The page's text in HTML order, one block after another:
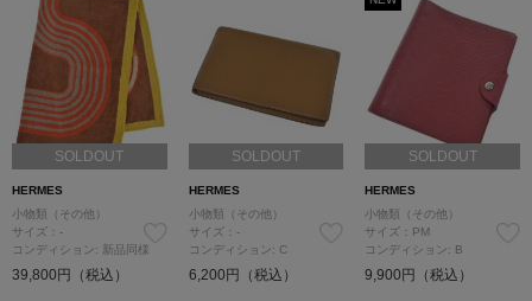
SOLDOUT
HERMES
小物類（その他）
サイズ：-
コンディション: 新品同様
39,800円（税込）
SOLDOUT
HERMES
小物類（その他）
サイズ：-
コンディション: C
6,200円（税込）
SOLDOUT
HERMES
小物類（その他）
サイズ：PM
コンディション: B
9,900円（税込）